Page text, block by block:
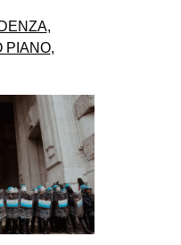
,
PIANO,